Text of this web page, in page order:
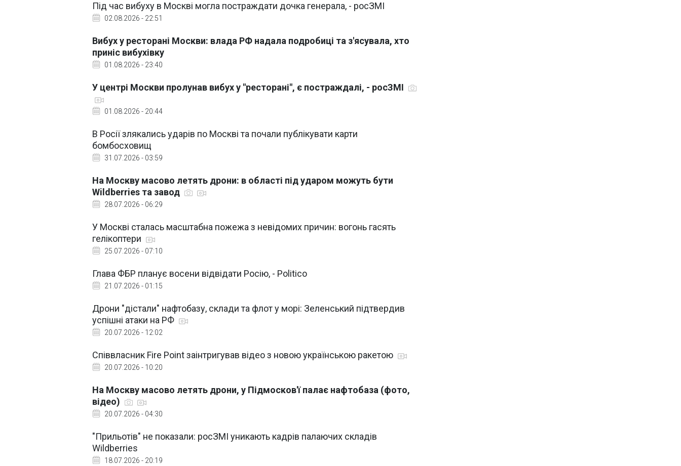
Під час вибуху в Москві могла постраждати дочка генерала, - росЗМІ
02.08.2026 - 22:51
Вибух у ресторані Москви: влада РФ надала подробиці та з'ясувала, хто
приніс вибухівку
01.08.2026 - 23:40
У центрі Москви пролунав вибух у "ресторані", є постраждалі, - росЗМІ
01.08.2026 - 20:44
В Росії злякались ударів по Москві та почали публікувати карти
бомбосховищ
31.07.2026 - 03:59
На Москву масово летять дрони: в області під ударом можуть бути
Wildberries та завод
28.07.2026 - 06:29
У Москві сталась масштабна пожежа з невідомих причин: вогонь гасять
гелікоптери
25.07.2026 - 07:10
Глава ФБР планує восени відвідати Росію, - Politico
21.07.2026 - 01:15
Дрони "дістали" нафтобазу, склади та флот у морі: Зеленський підтвердив
успішні атаки на РФ
20.07.2026 - 12:02
Співвласник Fire Point заінтригував відео з новою українською ракетою
20.07.2026 - 10:20
На Москву масово летять дрони, у Підмосков'ї палає нафтобаза (фото,
відео)
20.07.2026 - 04:30
"Прильотів" не показали: росЗМІ уникають кадрів палаючих складів
Wildberries
18.07.2026 - 20:19